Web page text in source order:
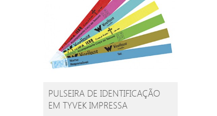
PULSEIRA DE IDENTIFICAÇÃO
EM TYVEK IMPRESSA